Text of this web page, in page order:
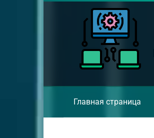
Главная страница